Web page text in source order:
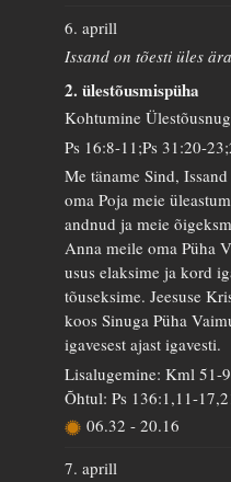
6. aprill
Issand on tõesti üles
2. ülestõusmispüha
Kohtumine
Ps 16:8-11;Ps 31:20-
Me täname Sind,
oma Poja meie
andnud ja meie
Anna meile oma Püha
usus elaksime ja kord
tõuseksime. Jeesuse
koos Sinuga Püha
igavesest ajast igavesti.
Lisalugemine: Kml 51-
Õhtul: Ps 136:1,11-
06.32 - 20.16
7. aprill